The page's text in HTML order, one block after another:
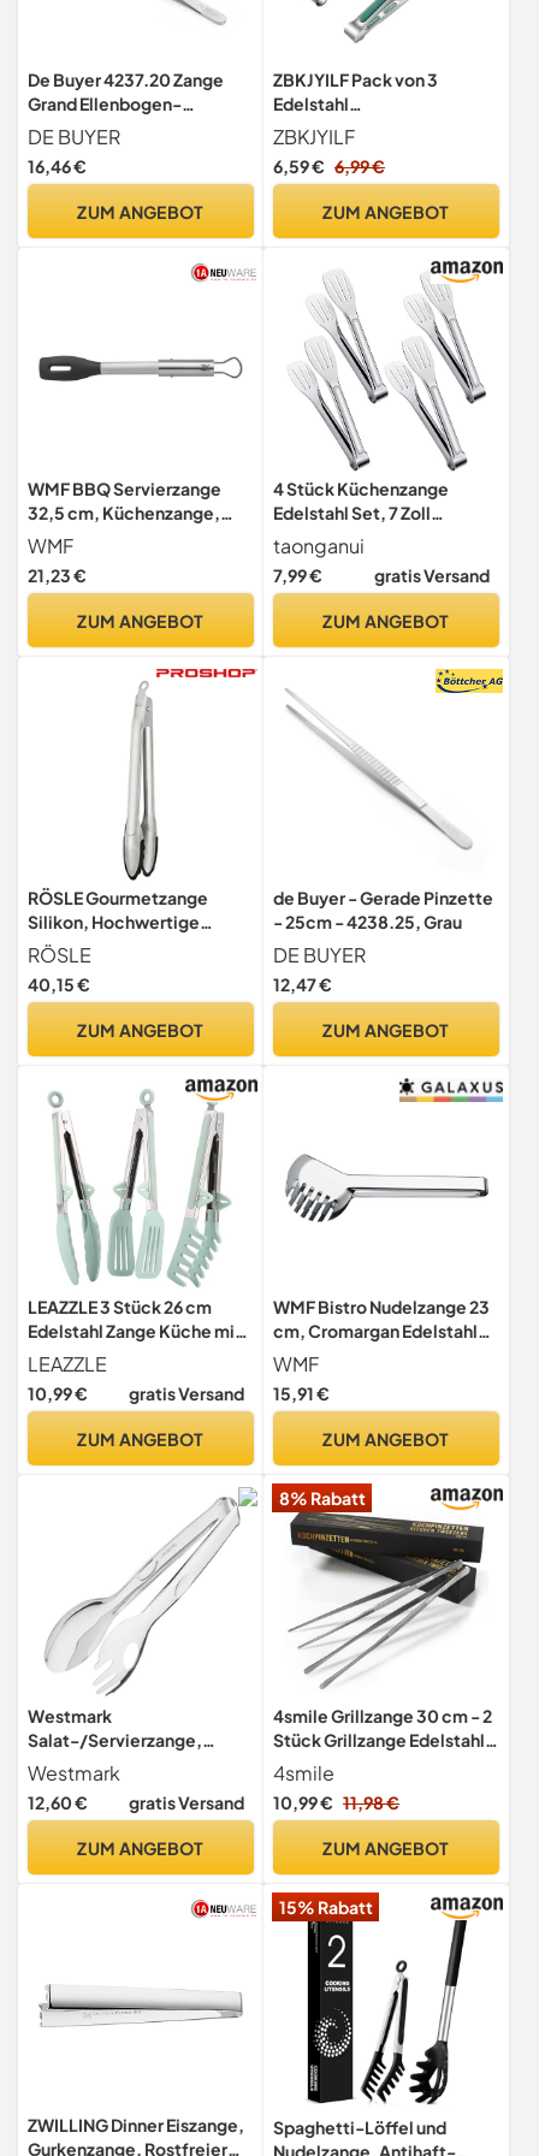
De Buyer 4237.20 Zange
Grand Ellenbogen-
Präsentation Edelstahl grau
20 cm
DE BUYER
16,46 €
ZUM ANGEBOT
ZBKJYILF Pack von 3
Edelstahl
Lebensmittelzange,
langlebig, Küchenzange,
geeignet zum Kochen,
klein)
ZBKJYILF
6,59 € 6,99 €
ZUM ANGEBOT
WMF BBQ Servierzange
32,5 cm, Küchenzange,
Cromargan Edelstahl,
Fleischzange mit
Kunststoffkopf, kleine
Gemüse,
WMF
21,23 €
ZUM ANGEBOT
4 Stück Küchenzange
Edelstahl Set, 7 Zoll
Gebäckzange
taonganui
7,99 € gratis Versand
ZUM ANGEBOT
RÖSLE Gourmetzange
Silikon, Hochwertige
Küchenzange mit
Silikonrand und
patentiertem
Grillen, Kochen und
18/10,
Spülmaschinengeeignet
RÖSLE
40,15 €
ZUM ANGEBOT
de Buyer - Gerade Pinzette
- 25cm - 4238.25, Grau
DE BUYER
12,47 €
ZUM ANGEBOT
LEAZZLE 3 Stück 26 cm
Edelstahl Zange Küche mit
Silikonspitzen,
Küchenzange Silikon,
Nudelzange, Grillzange
Fleischzange, Salatzange,
LEAZZLE
10,99 € gratis Versand
ZUM ANGEBOT
WMF Bistro Nudelzange 23
cm, Cromargan Edelstahl
poliert, ideal auf für Salat
oder zum Servieren von
Gemüse,
WMF
15,91 €
ZUM ANGEBOT
Westmark
Salat-/Servierzange,
Länge: 22 cm, Rostfreier
Edelstahl, Greifling, Farbe:
Silber, 12772270
Westmark
12,60 € gratis Versand
ZUM ANGEBOT
8% Rabatt
4smile Grillzange 30 cm - 2
Stück Grillzange Edelstahl,
Silber
4smile
10,99 € 11,98 €
ZUM ANGEBOT
ZWILLING Dinner Eiszange,
Gurkenzange, Rostfreier
15% Rabatt
Spaghetti-Löffel und
Nudelzange, Antihaft-